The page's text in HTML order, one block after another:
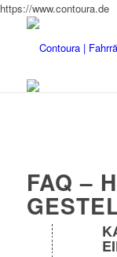
https://www.contoura.de
FAQ –